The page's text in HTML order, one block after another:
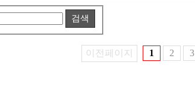
검색
이전페이지 1 2 3